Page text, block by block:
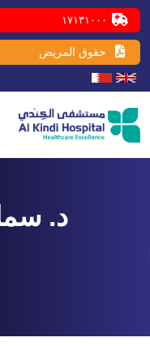
١٧١٣١٠٠٠
حقوق المريض
د.